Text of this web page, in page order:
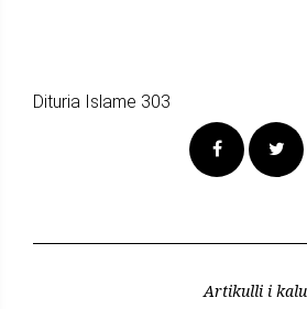
Dituria Islame 303
Artikulli i